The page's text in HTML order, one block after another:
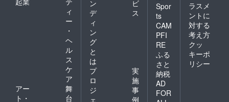
ィ
ー
・
ヘ
ル
ス
ケ
ア
アー
ト・
舞
台
ン
デ
ィ
ン
グ
と
は
ビ
ス
プ
ロ
ジ
ェ
実
施
事
例
Spor
ts
CAM
PFI
RE
ふる
さと
納税
AD
FOR
ラスメ
ントに
対する
考え方
クッ
キーポ
リシー